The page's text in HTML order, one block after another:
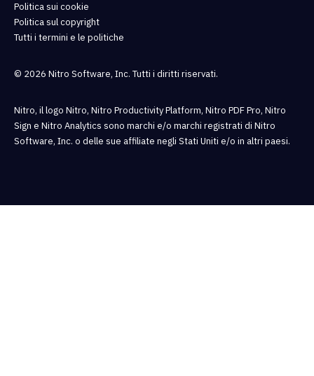
Politica sui cookie
Politica sul copyright
Tutti i termini e le politiche
© 2026 Nitro Software, Inc. Tutti i diritti riservati.
Nitro, il logo Nitro, Nitro Productivity Platform, Nitro PDF Pro, Nitro
Sign e Nitro Analytics sono marchi e/o marchi registrati di Nitro
Software, Inc. o delle sue affiliate negli Stati Uniti e/o in altri paesi.